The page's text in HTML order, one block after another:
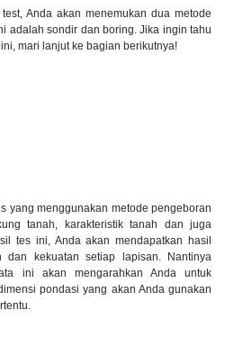
Anda akan menemukan dua metode
adalah sondir dan boring. Jika ingin tahu
mari lanjut ke bagian berikutnya!
yang menggunakan metode pengeboran
tanah, karakteristik tanah dan juga
tes ini, Anda akan mendapatkan hasil
dan kekuatan setiap lapisan. Nantinya
ini akan mengarahkan Anda untuk
pondasi yang akan Anda gunakan